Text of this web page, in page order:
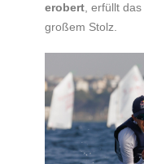
erobert, erfüllt
großem Stolz.